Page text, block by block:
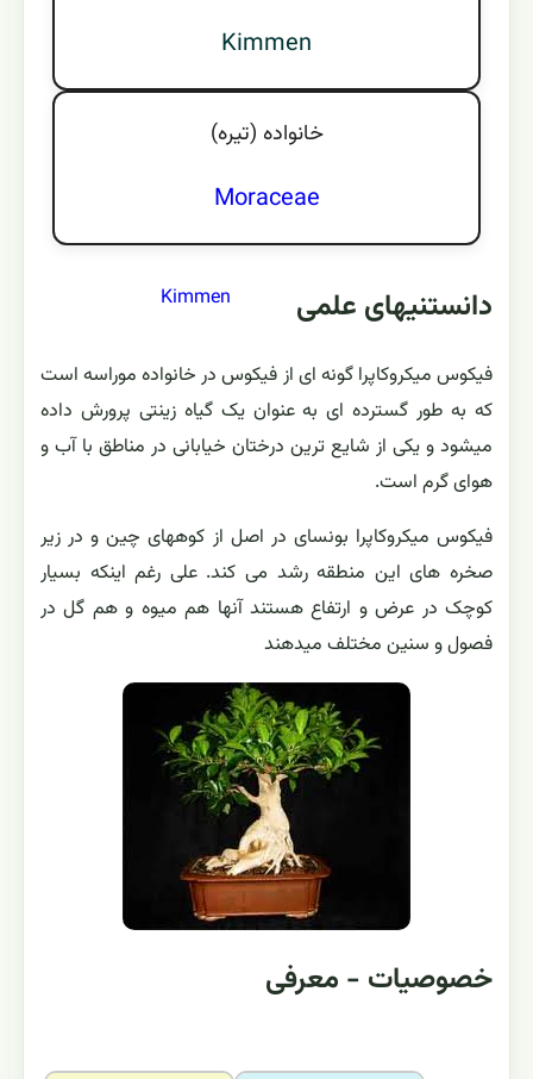
Kimmen
خانواده (تيره)
Moraceae
Kimmen دانستنیهای علمی
فیکوس میکروکاپرا گونه ای از فیکوس در خانواده موراسه است
که به طور گسترده ای به عنوان یک گیاه زینتی پرورش داده
میشود و یکی از شایع ترین درختان خیابانی در مناطق با آب و
هوای گرم است.
فیکوس میکروکاپرا بونسای در اصل از کوههای چین و در زیر
صخره های این منطقه رشد می کند. علی رغم اینکه بسیار
کوچک در عرض و ارتفاع هستند آنها هم میوه و هم گل در
فصول و سنین مختلف میدهند
خصوصیات - معرفی